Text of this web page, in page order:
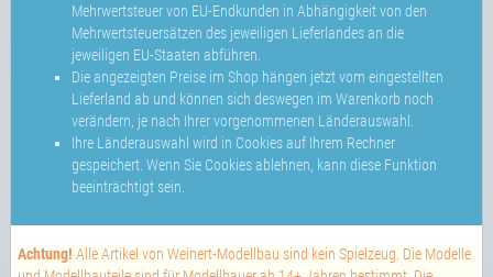
Mehrwertsteuer von EU-Endkunden in Abhängigkeit von den
Mehrwertsteuersätzen des jeweiligen Lieferlandes an die
jeweiligen EU-Staaten abführen.
Die angezeigten Preise im Shop hängen jetzt vom eingestellten
Lieferland ab und können sich deswegen im Warenkorb noch
verändern, je nach Ihrer vorgenommenen Länderauswahl.
Ihre Länderauswahl wird in Cookies auf Ihrem Rechner
gespeichert. Wenn Sie Cookies ablehnen, kann diese Funktion
beeinträchtigt sein.
Achtung! Alle Artikel von Weinert-Modellbau sind kein Spielzeug. Die Modelle